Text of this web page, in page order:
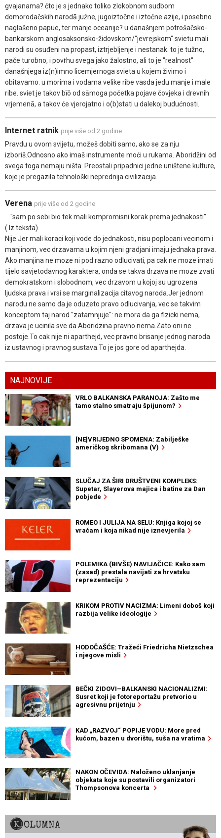
gvajanama? čto je s jednako toliko zlokobnom sudbom
domorodačskih narodā južne, jugoiztočne i iztočne azije, i posebno
naglašeno papue, ter manje oceanije? u današnjem potrošačsko-
bankarskom anglosaksonsko-židovskom/"jevrejskom" svietu mali
narodi su osuđeni na propast, iztrjebljenje i nestanak. to je tužno,
pače turobno, i povṙhu svega jako žalostno, ali to je "realnost"
današnjega iz(n)imno licemjernoga svieta u kojem živimo i
obitavamo. u morima i vodama velike ribe vasda jedu manje i male
ribe. sviet je takov bīô od sāmoga početka pojave čovjeka i drevnih
vrjemenā, a takov će vjerojatno i o(b)stati u dalekoj budućnosti.
Internet ratnik prije više od 2 godine
Pravdu u ovom svijetu, možeš dobiti samo, ako se za nju
izboriš.Odnosno ako imaš instrumente moći u rukama. Aboridžini od
svega toga nemaju ništa. Preostali pripadnici jedne uništene kulture,
koje je pregazila tehnološki neprednija civilizacija.
Verena prije više od 2 godine
...."sam po sebi bio tek mali kompromisni korak prema jednakosti".
( Iz teksta)
Nije.Jer mali koraci koji vode do jednakosti, nisu poplocani vecinom i
manjinom, vec drzavama u kojim njeni gradjani imaju jednaka prava.
Ako manjina ne moze ni pod razno odlucivati, pa cak ne moze imati
tijelo savjetodavnog karaktera, onda se takva drzava ne moze zvati
demokratskom i slobodnom, vec drzavom u kojoj su ugrozena
ljudska prava i vrsi se marginalizacija citavog naroda.Jer jednom
narodu ne samo da je oduzeto pravo odlucivanja, vec se takvim
konceptom taj narod "zatamnjuje": ne mora da ga fizicki nema,
drzava je ucinila sve da Aboridzina pravno nema.Zato oni ne
postoje.To cak nije ni aparthejd, vec pravno brisanje jednog naroda
iz ustavnog i pravnog sustava.To je jos gore od aparthejda.
NAJNOVIJE
VRLO BALKANSKA PARANOJA: Zašto me
tamo stalno smatraju špijunom?
[NE]VRIJEDNO SPOMENA: Zabilješke
američkog skribomana (V)
SLUČAJ ZA ŠIRI DRUŠTVENI KOMPLEKS:
Supetar, Slayerova majica i batine za Dan
pobjede
ROMEO I JULIJA NA SELU: Knjiga kojoj se
vraćam i koja nikad nije iznevjerila
POLEMIKA (BIVŠE) NAVIJAČICE: Kako sam
(zasad) prestala navijati za hrvatsku
reprezentaciju
KRIKOM PROTIV NACIZMA: Limeni doboš koji
razbija velike ideologije
HODOČAŠĆE: Tražeći Friedricha Nietzschea
i njegove misli
BEČKI ZIDOVI–BALKANSKI NACIONALIZMI:
Susret koji je fotoreportažu pretvorio u
agresivnu prijetnju
KAD „RAZVOJ“ POPIJE VODU: More pred
kućom, bazen u dvorištu, suša na vratima
NAKON OČEVIDA: Naloženo uklanjanje
objekata koje su postavili organizatori
Thompsonova koncerta
KOLUMNA